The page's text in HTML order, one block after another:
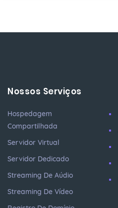
Nossos Serviços
Hospedagem
Compartilhada
Servidor Virtual
Servidor Dedicado
Streaming De Aúdio
Streaming De Vídeo